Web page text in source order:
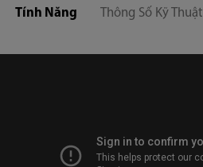
Tính Năng Thông Số Kỹ Thuật